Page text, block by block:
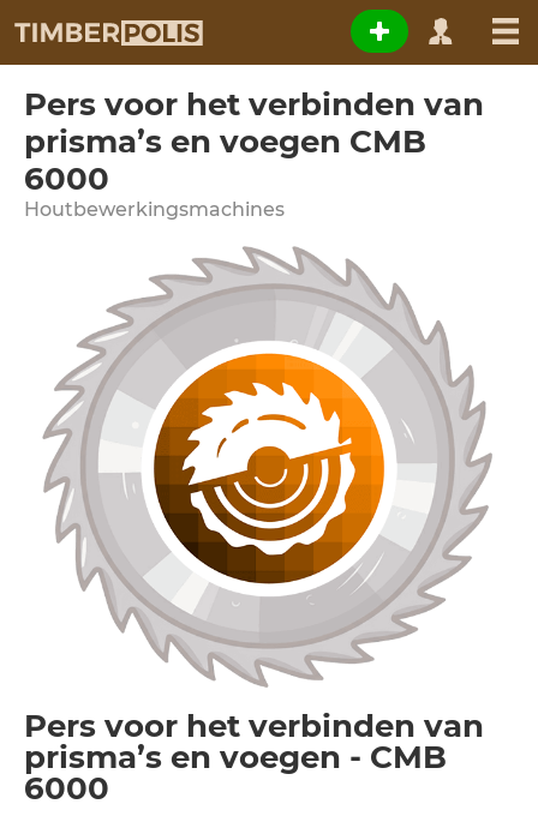
Pers voor het verbinden van
prisma’s en voegen CMB
6000
Houtbewerkingsmachines
Pers voor het verbinden van
prisma’s en voegen - CMB
6000